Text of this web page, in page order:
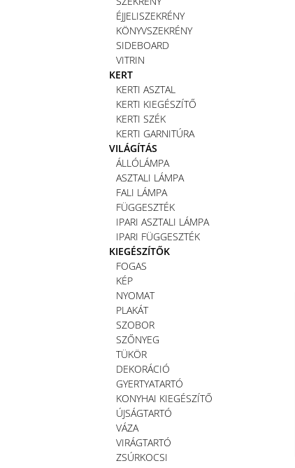
ÉJJELISZEKRÉNY
KÖNYVSZEKRÉNY
SIDEBOARD
VITRIN
KERT
KERTI ASZTAL
KERTI KIEGÉSZÍTŐ
KERTI SZÉK
KERTI GARNITÚRA
VILÁGÍTÁS
ÁLLÓLÁMPA
ASZTALI LÁMPA
FALI LÁMPA
FÜGGESZTÉK
IPARI ASZTALI LÁMPA
IPARI FÜGGESZTÉK
KIEGÉSZÍTŐK
FOGAS
KÉP
NYOMAT
PLAKÁT
SZOBOR
SZŐNYEG
TÜKÖR
DEKORÁCIÓ
GYERTYATARTÓ
KONYHAI KIEGÉSZÍTŐ
ÚJSÁGTARTÓ
VÁZA
VIRÁGTARTÓ
ZSÚRKOCSI